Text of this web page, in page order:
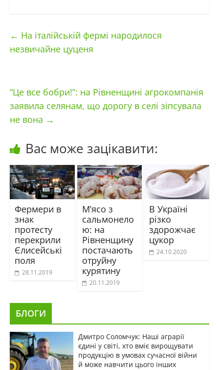
← На італійській фермі народилося
незвичайне цуценя
“Це все бобри!”: на Рівненщині агрокомпанія
заявила селянам, що дорогу в селі зіпсувала
не вона →
Вас може зацікавити:
Фермери в
знак
протесту
перекрили
Єлисейські
поля
28.11.2019
М’ясо з
сальмонело
ю: на
Рівненщину
постачають
отруйну
курятину
20.11.2019
В Україні
різко
здорожчає
цукор
24.10.2020
БЛОГИ
Дмитро Соломчук: Наші аграрії
єдині у світі, хто вміє вирощувати
продукцію в умовах сучасної війни
й може навчити цього інших